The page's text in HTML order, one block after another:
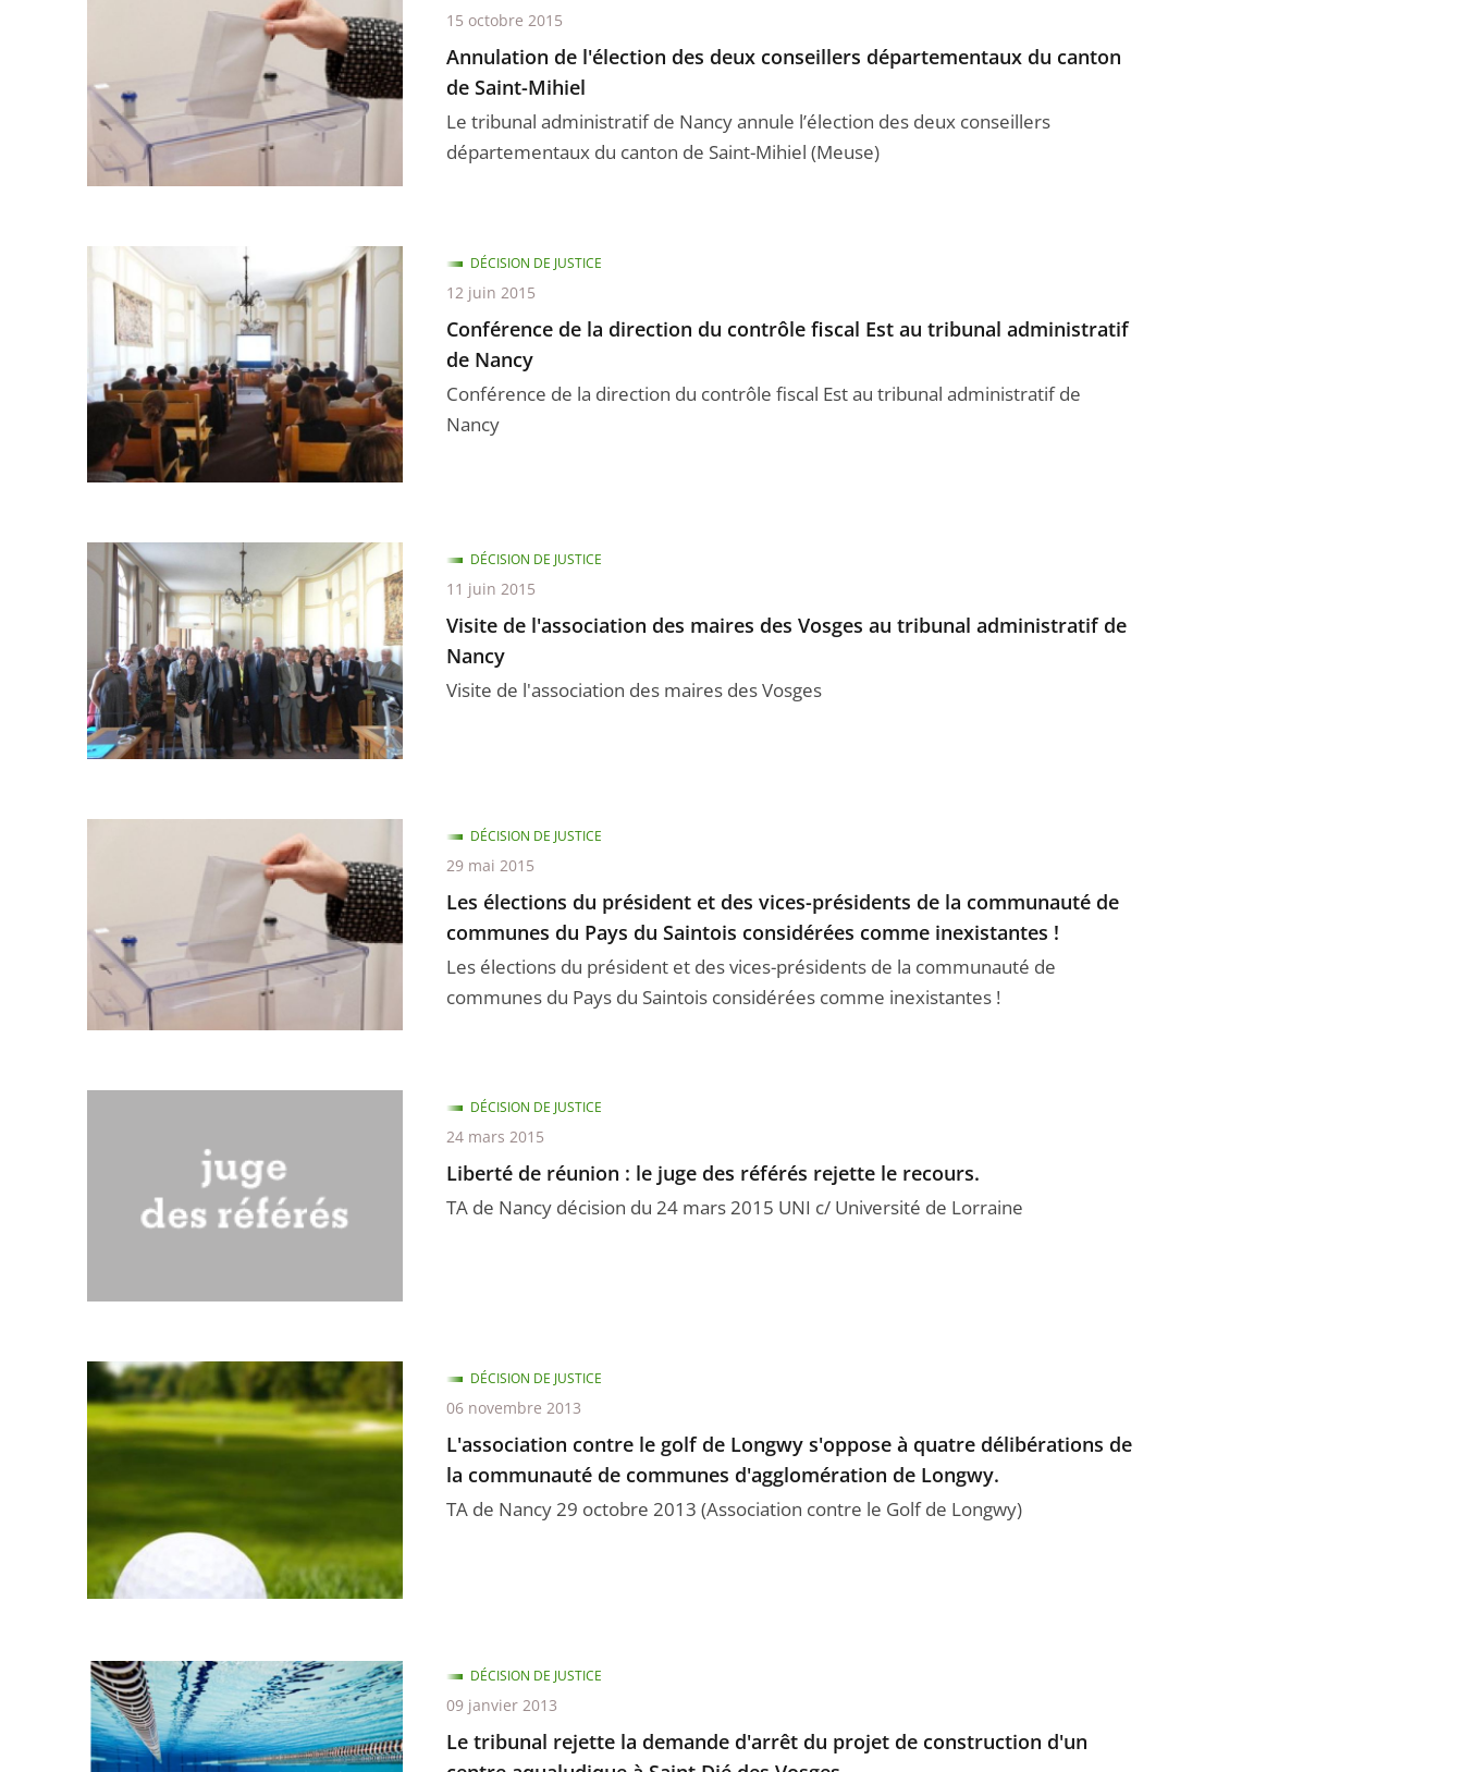
Annulation de l'élection des deux conseillers départementaux du canton
de Saint-Mihiel
Le tribunal administratif de Nancy annule l’élection des deux conseillers
départementaux du canton de Saint-Mihiel (Meuse)
15 octobre 2015
Conférence de la direction du contrôle fiscal Est au tribunal administratif
de Nancy
Conférence de la direction du contrôle fiscal Est au tribunal administratif de
Nancy
DÉCISION DE JUSTICE
12 juin 2015
Visite de l'association des maires des Vosges au tribunal administratif de
Nancy
Visite de l'association des maires des Vosges
DÉCISION DE JUSTICE
11 juin 2015
Les élections du président et des vices-présidents de la communauté de
communes du Pays du Saintois considérées comme inexistantes !
Les élections du président et des vices-présidents de la communauté de
communes du Pays du Saintois considérées comme inexistantes !
DÉCISION DE JUSTICE
29 mai 2015
Liberté de réunion : le juge des référés rejette le recours.
TA de Nancy décision du 24 mars 2015 UNI c/ Université de Lorraine
DÉCISION DE JUSTICE
24 mars 2015
L'association contre le golf de Longwy s'oppose à quatre délibérations de
la communauté de communes d'agglomération de Longwy.
TA de Nancy 29 octobre 2013 (Association contre le Golf de Longwy)
DÉCISION DE JUSTICE
06 novembre 2013
Le tribunal rejette la demande d'arrêt du projet de construction d'un
DÉCISION DE JUSTICE
09 janvier 2013